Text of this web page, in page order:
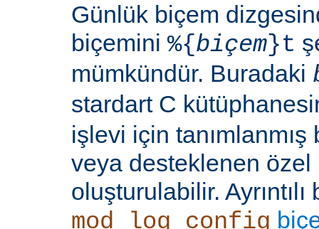
Günlük biçem
biçemini %{ biçem }t
mümkündür. Buradaki
stardart C
işlevi için
veya desteklenen
oluşturulabilir.
mod_log_config